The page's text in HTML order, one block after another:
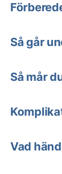
Så går
Så mår
Vad